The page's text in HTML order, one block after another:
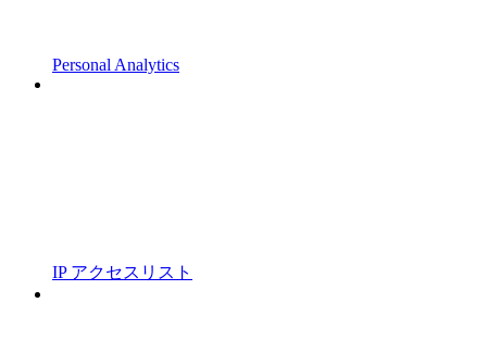
Personal Analytics
IP アクセスリスト